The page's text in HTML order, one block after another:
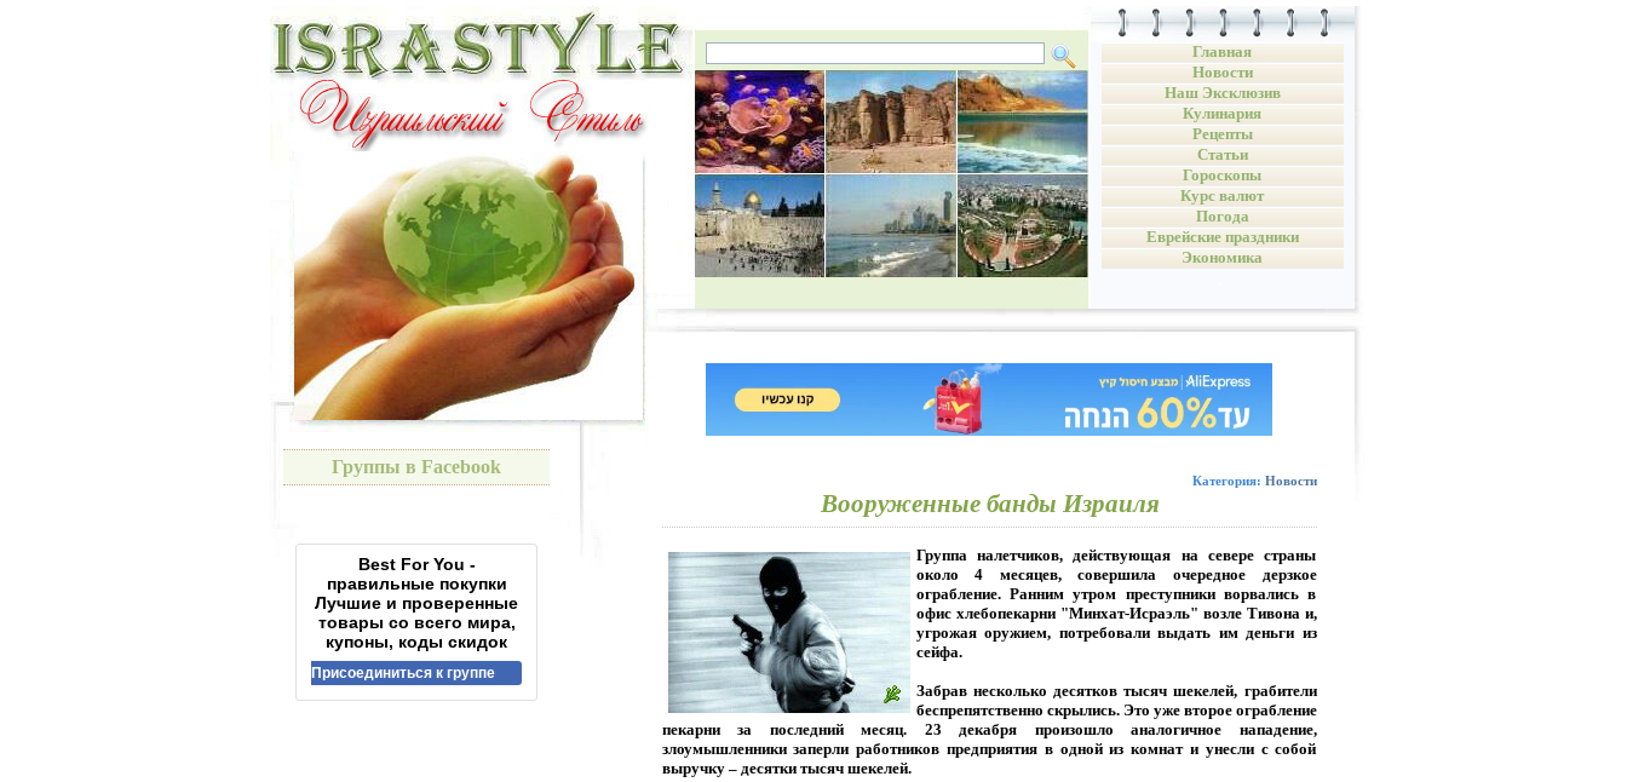
Главная
Новости
Наш Эксклюзив
Кулинария
Рецепты
Статьи
Гороскопы
Курс валют
Погода
Еврейские праздники
Экономика
Группы в Facebook
Best For You -
правильные покупки
Лучшие и проверенные
товары со всего мира,
купоны, коды скидок
Присоединиться к группе
Категория: Новости
Вооруженные банды Израиля
Группа налетчиков, действующая на севере страны
около 4 месяцев, совершила очередное дерзкое
ограбление. Ранним утром преступники ворвались в
офис хлебопекарни "Минхат-Исраэль" возле Тивона и,
угрожая оружием, потребовали выдать им деньги из
сейфа.
Забрав несколько десятков тысяч шекелей, грабители
беспрепятственно скрылись. Это уже второе ограбление
пекарни за последний месяц. 23 декабря произошло аналогичное нападение,
злоумышленники заперли работников предприятия в одной из комнат и унесли с собой
выручку – десятки тысяч шекелей.